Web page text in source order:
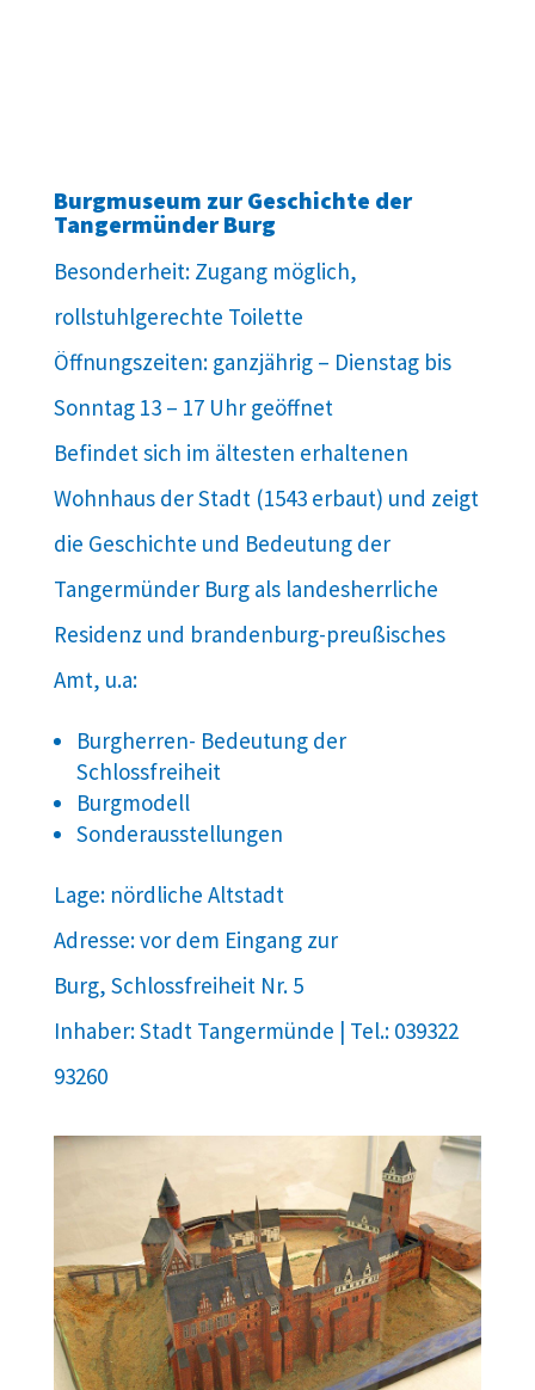
Burgmuseum zur Geschichte der
Tangermünder Burg
Besonderheit: Zugang möglich,
rollstuhlgerechte Toilette
Öffnungszeiten: ganzjährig – Dienstag bis
Sonntag 13 – 17 Uhr geöffnet
Befindet sich im ältesten erhaltenen
Wohnhaus der Stadt (1543 erbaut) und zeigt
die Geschichte und Bedeutung der
Tangermünder Burg als landesherrliche
Residenz und brandenburg-preußisches
Amt, u.a:
Burgherren- Bedeutung der
Schlossfreiheit
Burgmodell
Sonderausstellungen
Lage: nördliche Altstadt
Adresse: vor dem Eingang zur
Burg, Schlossfreiheit Nr. 5
Inhaber: Stadt Tangermünde | Tel.: 039322
93260